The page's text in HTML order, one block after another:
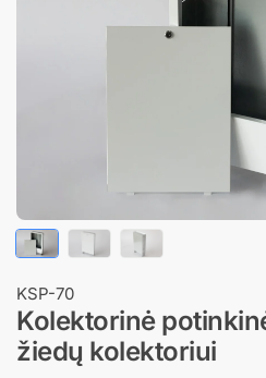
KSP-70
Kolektorinė
žiedų kolektoriui